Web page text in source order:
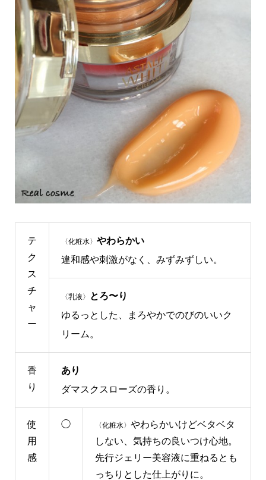
テ
ク
ス
チ
ャ
ー
〈化粧水〉 やわらかい
違和感や刺激がなく、みずみずしい。
〈乳液〉
とろ〜り
ゆるっとした、まろやかでのびのいいク
リーム。
香
り
あり
ダマスクスローズの香り。
使
用
感
◯ 〈化粧水〉 やわらかいけどベタベタ
しない、気持ちの良いつけ心地。
先行ジェリー美容液に重ねるとも
っちりとした仕上がりに。